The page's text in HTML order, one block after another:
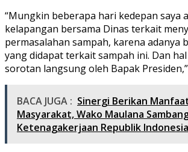
“Mungkin beberapa hari kedepan saya
kelapangan bersama Dinas terkait
permasalahan sampah, karena adanya
yang didapat terkait sampah ini. Dan
sorotan langsung oleh Bapak
BACA JUGA : Sinergi Berikan
Masyarakat, Wako Maulana
Ketenagakerjaan Republik Indonesia